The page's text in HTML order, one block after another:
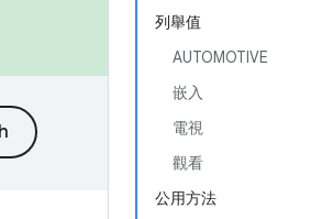
列舉值
AUTOMOTIVE
嵌入
電視
觀看
公用方法